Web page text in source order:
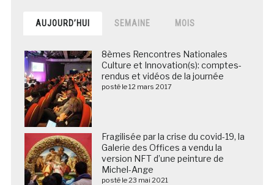
AUJOURD’HUI SEMAINE MOIS
8èmes Rencontres Nationales
Culture et Innovation(s): comptes-
rendus et vidéos de la journée
posté le 12 mars 2017
Fragilisée par la crise du covid-19, la
Galerie des Offices a vendu la
version NFT d’une peinture de
Michel-Ange
posté le 23 mai 2021